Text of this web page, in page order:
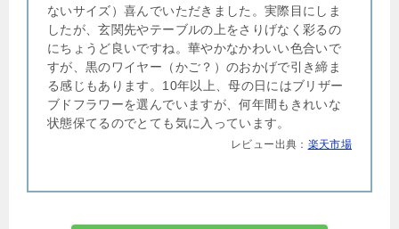
ないサイズ）喜んでいただきました。実際目にしま
したが、玄関先やテーブルの上をさりげなく彩るの
にちょうど良いですね。華やかなかわいい色合いで
すが、黒のワイヤー（かご？）のおかげで引き締ま
る感じもあります。10年以上、母の日にはブリザー
ブドフラワーを選んでいますが、何年間もきれいな
状態保てるのでとても気に入っています。
レビュー出典： 楽天市場